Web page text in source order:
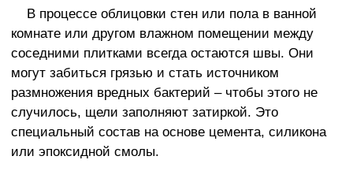
В процессе облицовки стен или пола в ванной
комнате или другом влажном помещении между
соседними плитками всегда остаются швы. Они
могут забиться грязью и стать источником
размножения вредных бактерий – чтобы этого не
случилось, щели заполняют затиркой. Это
специальный состав на основе цемента, силикона
или эпоксидной смолы.